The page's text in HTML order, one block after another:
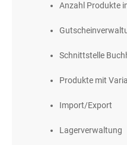
Anzahl Produkte
Schnittstelle
Produkte mit
Import/Export
Lagerverwaltung